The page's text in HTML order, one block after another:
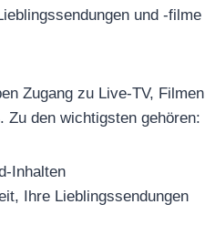
und -filme
Zugang zu Live-TV, Filmen
Zu den wichtigsten gehören:
Inhalten
Ihre Lieblingssendungen